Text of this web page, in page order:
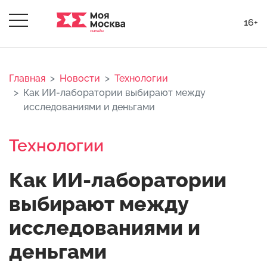
16+
Главная Новости
Технологии
Как ИИ-лаборатории выбирают между
исследованиями и деньгами
Технологии
Как ИИ-лаборатории
выбирают между
исследованиями и
деньгами